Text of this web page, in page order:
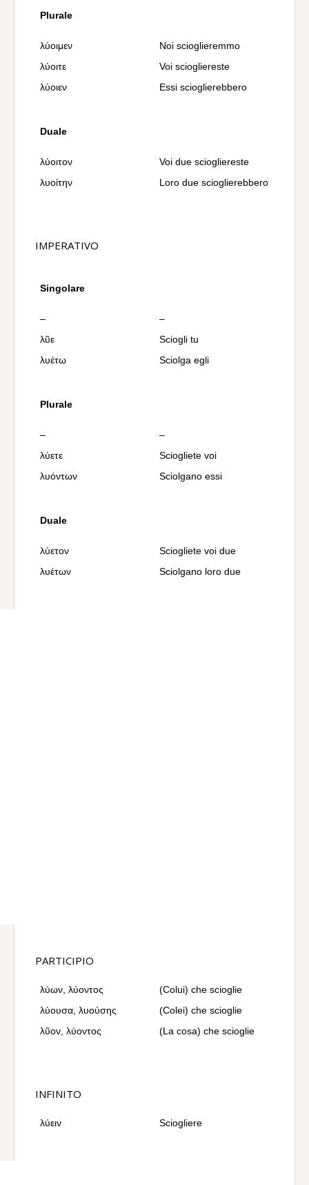
Plurale
λύοιμεν
Noi scioglieremmo
λύοιτε
Voi sciogliereste
λύοιεν
Essi scioglierebbero
Duale
λύοιτον
Voi due sciogliereste
λυοίτην
Loro due scioglierebbero
IMPERATIVO
Singolare
–
–
λῦε
Sciogli tu
λυέτω
Sciolga egli
Plurale
–
–
λύετε
Sciogliete voi
λυόντων
Sciolgano essi
Duale
λύετον
Sciogliete voi due
λυέτων
Sciolgano loro due
PARTICIPIO
λύων, λύοντος
(Colui) che scioglie
λύουσα, λυούσης
(Colei) che scioglie
λῦον, λύοντος
(La cosa) che scioglie
INFINITO
λύειν Sciogliere